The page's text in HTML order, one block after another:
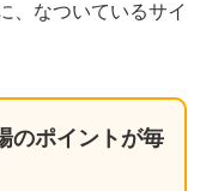
、なついているサイ
のポイントが毎